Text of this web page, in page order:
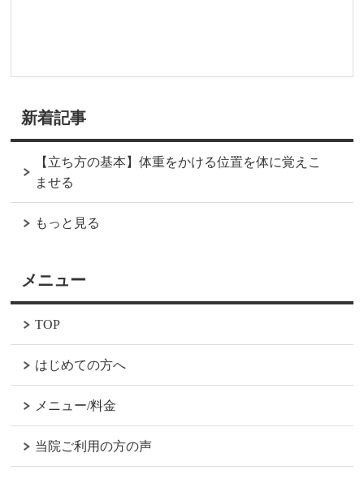
新着記事
【立ち方の基本】体重をかける位置を体に覚えこ
ませる
もっと見る
メニュー
TOP
はじめての方へ
メニュー/料金
当院ご利用の方の声